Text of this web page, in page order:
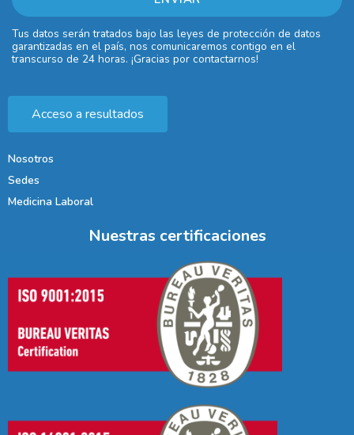
Tus datos serán tratados bajo las leyes de protección de datos
garantizadas en el país, nos comunicaremos contigo en el
transcurso de 24 horas. ¡Gracias por contactarnos!
Acceso a resultados
Nosotros
Sedes
Medicina Laboral
Nuestras certificaciones